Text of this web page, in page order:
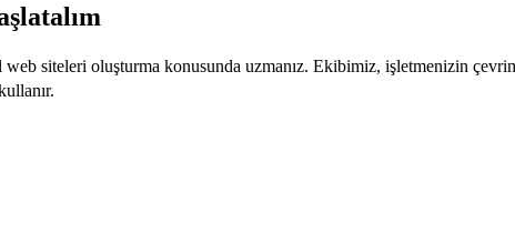
siteleri oluşturma konusunda uzmanız. Ekibimiz, işletmenizin